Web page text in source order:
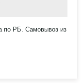
по РБ. Самовывоз из